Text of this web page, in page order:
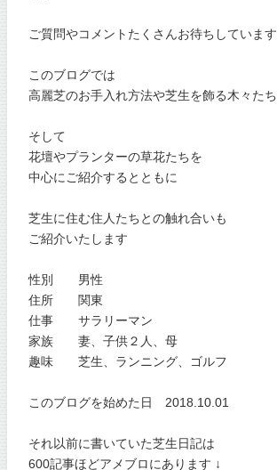
ご質問やコメントたくさんお待ちしています
このブログでは
高麗芝のお手入れ方法や芝生を飾る木々たち
そして
花壇やプランターの草花たちを
中心にご紹介するとともに
芝生に住む住人たちとの触れ合いも
ご紹介いたします
性別 男性
住所 関東
仕事 サラリーマン
家族 妻、子供２人、母
趣味 芝生、ランニング、ゴルフ
このブログを始めた日 2018.10.01
それ以前に書いていた芝生日記は
600記事ほどアメブロにあります ↓